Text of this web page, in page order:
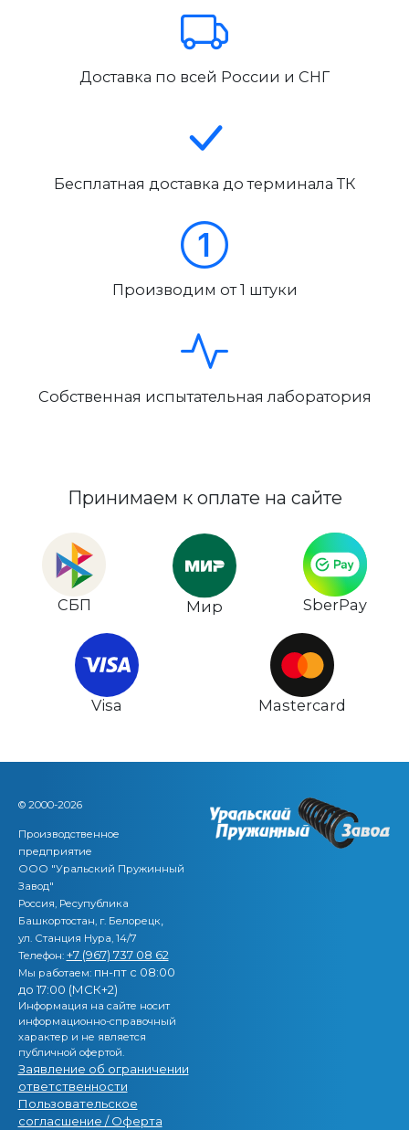
Доставка по всей России и СНГ
Бесплатная доставка до терминала ТК
Производим от 1 штуки
Собственная испытательная лаборатория
Принимаем к оплате на сайте
СБП Мир SberPay
Visa Mastercard
© 2000-2026
Производственное
предприятие
ООО "Уральский Пружинный
Завод"
Россия, Ресупублика
Башкортостан, г. Белорецк,
ул. Станция Нура, 14/7
Телефон: +7 (967) 737 08 62
Мы работаем: пн-пт с 08:00
до 17:00 (МСК+2)
Информация на сайте носит
информационно-справочный
характер и не является
публичной офертой.
Заявление об ограничении
ответственности
Пользовательское
согласшение / Оферта